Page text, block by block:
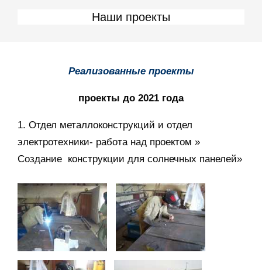
Наши проекты
Реализованные проекты
проекты до 2021 года
1. Отдел металлоконструкций и отдел
электротехники- работа над проектом »
Создание конструкции для солнечных панелей»